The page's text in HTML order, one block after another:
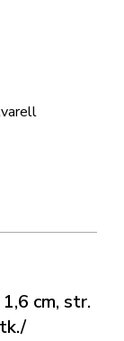
cm, str.